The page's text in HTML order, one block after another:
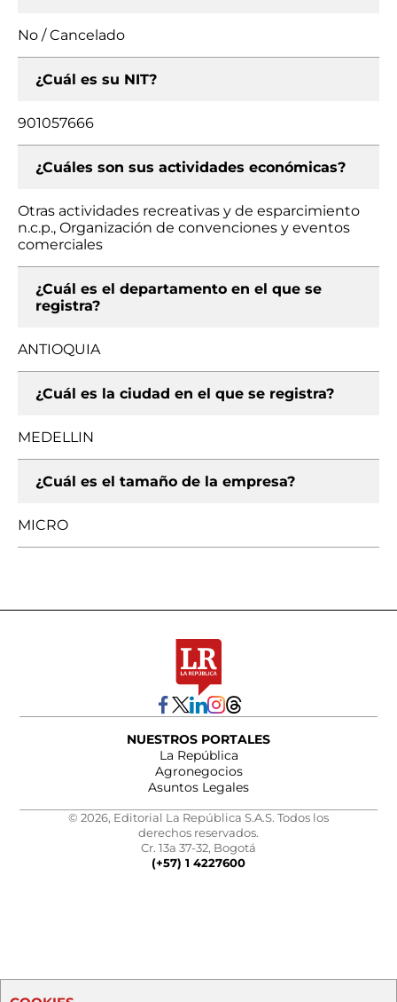
No / Cancelado
¿Cuál es su NIT?
901057666
¿Cuáles son sus actividades económicas?
Otras actividades recreativas y de esparcimiento
n.c.p., Organización de convenciones y eventos
comerciales
¿Cuál es el departamento en el que se
registra?
ANTIOQUIA
¿Cuál es la ciudad en el que se registra?
MEDELLIN
¿Cuál es el tamaño de la empresa?
MICRO
NUESTROS PORTALES
La República
Agronegocios
Asuntos Legales
© 2026, Editorial La República S.A.S. Todos los
derechos reservados.
Cr. 13a 37-32, Bogotá
(+57) 1 4227600